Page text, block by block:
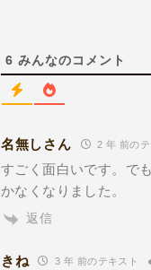
6 みんなのコメント
名無しさん 2 年 前のテ
すごく面白いです。で
かなくなりました。
返信
きね 3 年 前のテキスト